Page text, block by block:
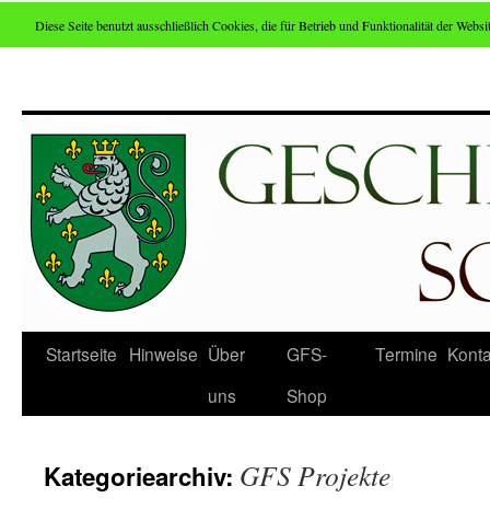
Zum
Inhalt
Startseite Hinweise Über
uns
GFS-
Shop
Termine
Kategoriearchiv: GFS Projekte
Diese Seite benutzt ausschließlich Cookies, die für Betrieb und Funktionalität der